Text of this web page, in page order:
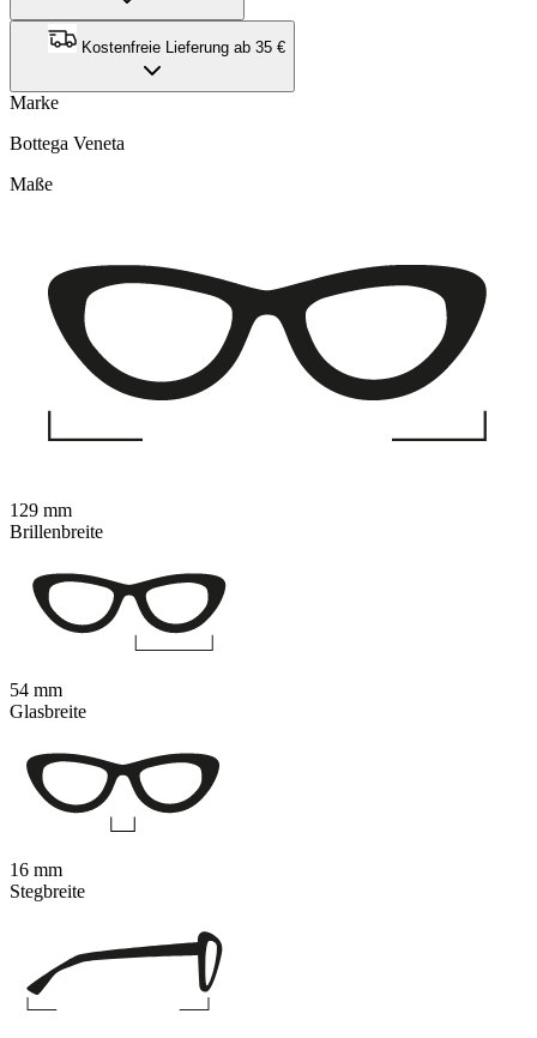
Kostenfreie Lieferung ab 35 €
Marke
Bottega Veneta
Maße
129 mm
Brillenbreite
54 mm
Glasbreite
16 mm
Stegbreite